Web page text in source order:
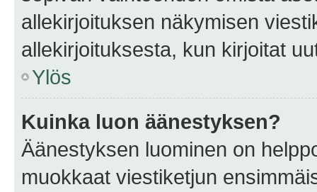
allekirjoituksen näkymisen
allekirjoituksesta, kun kirjoitat
Ylös
Kuinka luon äänestyksen?
Äänestyksen luominen on
muokkaat viestiketjun